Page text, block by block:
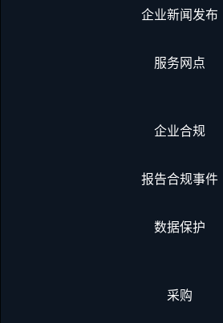
企业新闻发布
服务网点
企业合规
报告合规事件
数据保护
采购